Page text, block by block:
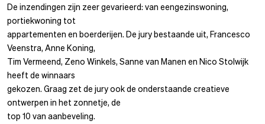
De inzendingen zijn zeer gevarieerd: van eengezinswoning,
portiekwoning tot
appartementen en boerderijen. De jury bestaande uit, Francesco
Veenstra, Anne Koning,
Tim Vermeend, Zeno Winkels, Sanne van Manen en Nico Stolwijk
heeft de winnaars
gekozen. Graag zet de jury ook de onderstaande creatieve
ontwerpen in het zonnetje, de
top 10 van aanbeveling.